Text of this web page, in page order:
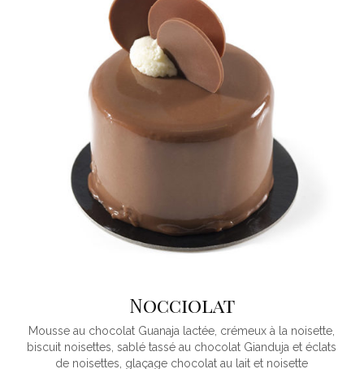
Nocciolat
Mousse au chocolat Guanaja lactée, crémeux à la noisette,
biscuit noisettes, sablé tassé au chocolat Gianduja et éclats
de noisettes, glaçage chocolat au lait et noisette